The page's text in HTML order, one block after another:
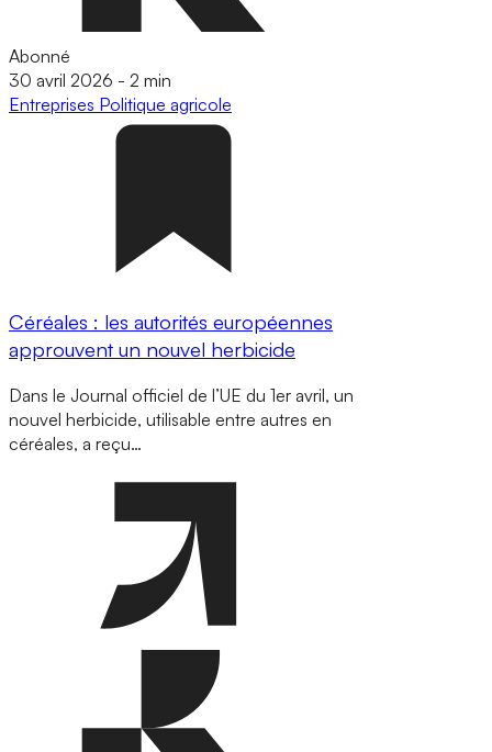
Abonné
30 avril 2026 - 2 min
Entreprises Politique agricole
Céréales : les autorités européennes
approuvent un nouvel herbicide
Dans le Journal officiel de l’UE du 1er avril, un
nouvel herbicide, utilisable entre autres en
céréales, a reçu…